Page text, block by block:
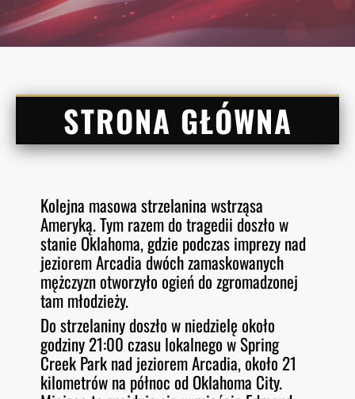
STRONA GŁÓWNA
Kolejna masowa strzelanina wstrząsa
Ameryką. Tym razem do tragedii doszło w
stanie Oklahoma, gdzie podczas imprezy nad
jeziorem Arcadia dwóch zamaskowanych
mężczyzn otworzyło ogień do zgromadzonej
tam młodzieży.
Do strzelaniny doszło w niedzielę około
godziny 21:00 czasu lokalnego w Spring
Creek Park nad jeziorem Arcadia, około 21
kilometrów na północ od Oklahoma City.